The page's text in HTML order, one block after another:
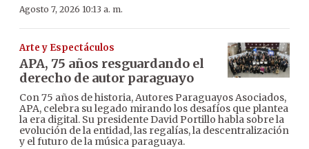
Agosto 7, 2026 10:13 a. m.
Arte y Espectáculos
APA, 75 años resguardando el
derecho de autor paraguayo
Con 75 años de historia, Autores Paraguayos Asociados,
APA, celebra su legado mirando los desafíos que plantea
la era digital. Su presidente David Portillo habla sobre la
evolución de la entidad, las regalías, la descentralización
y el futuro de la música paraguaya.